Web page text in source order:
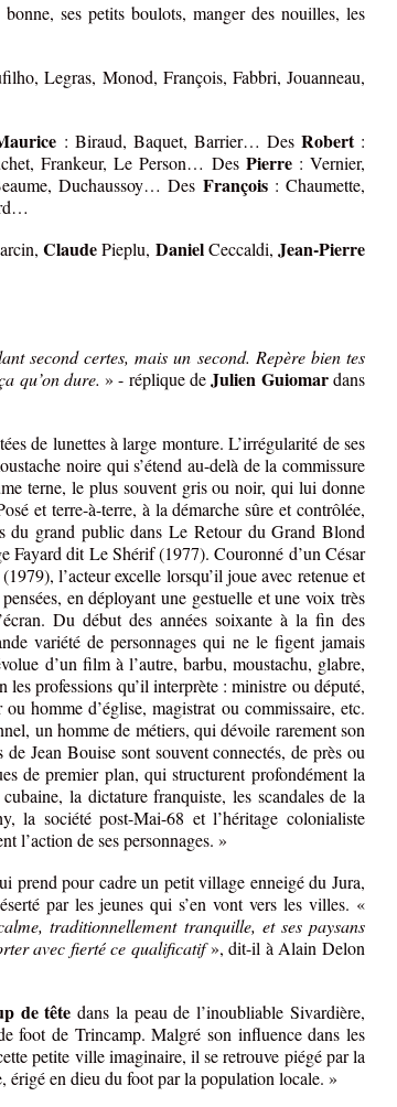
ses petits boulots, manger des nouilles, les
Legras, Monod, François, Fabbri, Jouanneau,
: Biraud, Baquet, Barrier… Des Robert:
Frankeur, Le Person… Des Pierre : Vernier,
Duchaussoy… Des François: Chaumette,
ClaudePieplu, DanielCeccaldi,Jean-Pierre
second certes, mais un second. Repère bien tes
qu’on dure. » - réplique deJulien Guiomardans
de lunettes à large monture. L’irrégularité de ses
noire qui s’étend au-delà de la commissure
terne, le plus souvent gris ou noir, qui lui donne
et terre-à-terre, à la démarche sûre et contrôlée,
du grand public dans Le Retour du Grand Blond
dit Le Shérif (1977). Couronné d’un César
l’acteur excelle lorsqu’il joue avec retenue et
en déployant une gestuelle et une voix très
Du début des années soixante à la fin des
variété de personnages qui ne le figent jamais
d’un film à l’autre, barbu, moustachu, glabre,
les professions qu’il interprète : ministre ou député,
homme d’église, magistrat ou commissaire, etc.
un homme de métiers, qui dévoile rarement son
Jean Bouise sont souvent connectés, de près ou
de premier plan, qui structurent profondément la
la dictature franquiste, les scandales de la
la société post-Mai-68 et l’héritage colonialiste
l’action de ses personnages. »
prend pour cadre un petit village enneigé du Jura,
par les jeunes qui s’en vont vers les villes. «
traditionnellement tranquille, et ses paysans
avec fierté ce qualificatif», dit-il à Alain Delon
de tête dans la peau de l’inoubliable Sivardière,
foot de Trincamp. Malgré son influence dans les
petite ville imaginaire, il se retrouve piégé par la
érigé en dieu du foot par la population locale. »